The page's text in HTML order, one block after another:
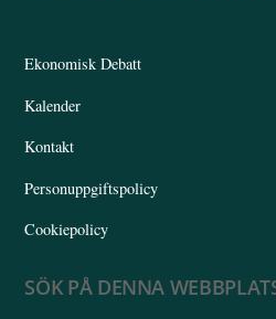
Ekonomisk Debatt
Kalender
Kontakt
Personuppgiftspolicy
Cookiepolicy
SÖK PÅ DENNA